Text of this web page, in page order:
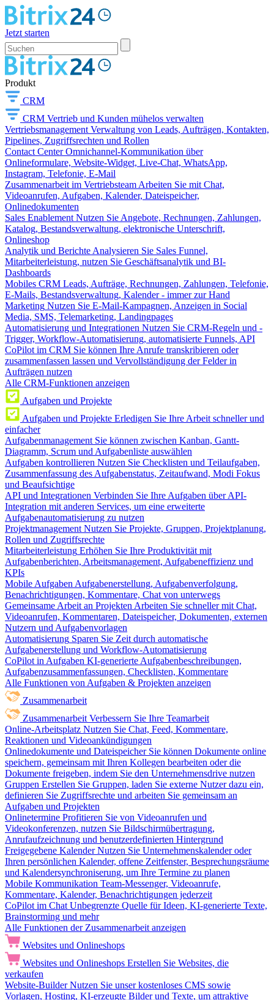
Jetzt starten
Produkt
CRM
CRM Vertrieb und Kunden mühelos verwalten
Vertriebsmanagement Verwaltung von Leads, Aufträgen, Kontakten,
Pipelines, Zugriffsrechten und Rollen
Contact Center Omnichannel-Kommunikation über
Onlineformulare, Website-Widget, Live-Chat, WhatsApp,
Instagram, Telefonie, E-Mail
Zusammenarbeit im Vertriebsteam Arbeiten Sie mit Chat,
Videoanrufen, Aufgaben, Kalender, Dateispeicher,
Onlinedokumenten
Sales Enablement Nutzen Sie Angebote, Rechnungen, Zahlungen,
Katalog, Bestandsverwaltung, elektronische Unterschrift,
Onlineshop
Analytik und Berichte Analysieren Sie Sales Funnel,
Mitarbeiterleistung, nutzen Sie Geschäftsanalytik und BI-
Dashboards
Mobiles CRM Leads, Aufträge, Rechnungen, Zahlungen, Telefonie,
E-Mails, Bestandsverwaltung, Kalender - immer zur Hand
Marketing Nutzen Sie E-Mail-Kampagnen, Anzeigen in Social
Media, SMS, Telemarketing, Landingpages
Automatisierung und Integrationen Nutzen Sie CRM-Regeln und -
Trigger, Workflow-Automatisierung, automatisierte Funnels, API
CoPilot im CRM Sie können Ihre Anrufe transkribieren oder
zusammenfassen lassen und Vervollständigung der Felder in
Aufträgen nutzen
Alle CRM-Funktionen anzeigen
Aufgaben und Projekte
Aufgaben und Projekte Erledigen Sie Ihre Arbeit schneller und
einfacher
Aufgabenmanagement Sie können zwischen Kanban, Gantt-
Diagramm, Scrum und Aufgabenliste auswählen
Aufgaben kontrollieren Nutzen Sie Checklisten und Teilaufgaben,
Zusammenfassung des Aufgabenstatus, Zeitaufwand, Modi Fokus
und Beaufsichtige
API und Integrationen Verbinden Sie Ihre Aufgaben über API-
Integration mit anderen Services, um eine erweiterte
Aufgabenautomatisierung zu nutzen
Projektmanagement Nutzen Sie Projekte, Gruppen, Projektplanung,
Rollen und Zugriffsrechte
Mitarbeiterleistung Erhöhen Sie Ihre Produktivität mit
Aufgabenberichten, Arbeitsmanagement, Aufgabeneffizienz und
KPIs
Mobile Aufgaben Aufgabenerstellung, Aufgabenverfolgung,
Benachrichtigungen, Kommentare, Chat von unterwegs
Gemeinsame Arbeit an Projekten Arbeiten Sie schneller mit Chat,
Videoanrufen, Kommentaren, Dateispeicher, Dokumenten, externen
Nutzern und Aufgabenvorlagen
Automatisierung Sparen Sie Zeit durch automatische
Aufgabenerstellung und Workflow-Automatisierung
CoPilot in Aufgaben KI-generierte Aufgabenbeschreibungen,
Aufgabenzusammenfassungen, Checklisten, Kommentare
Alle Funktionen von Aufgaben & Projekten anzeigen
Zusammenarbeit
Zusammenarbeit Verbessern Sie Ihre Teamarbeit
Online-Arbeitsplatz Nutzen Sie Chat, Feed, Kommentare,
Reaktionen und Videoankündigungen
Onlinedokumente und Dateispeicher Sie können Dokumente online
speichern, gemeinsam mit Ihren Kollegen bearbeiten oder die
Dokumente freigeben, indem Sie den Unternehmensdrive nutzen
Gruppen Erstellen Sie Gruppen, laden Sie externe Nutzer dazu ein,
definieren Sie Zugriffsrechte und arbeiten Sie gemeinsam an
Aufgaben und Projekten
Onlinetermine Profitieren Sie von Videoanrufen und
Videokonferenzen, nutzen Sie Bildschirmübertragung,
Anrufaufzeichnung und benutzerdefinierten Hintergrund
Freigegebene Kalender Nutzen Sie Unternehmenskalender oder
Ihren persönlichen Kalender, offene Zeitfenster, Besprechungsräume
und Kalendersynchroniserung, um Ihre Termine zu planen
Mobile Kommunikation Team-Messenger, Videoanrufe,
Kommentare, Kalender, Benachrichtigungen jederzeit
CoPilot im Chat Unbegrenzte Quelle für Ideen, KI-generierte Texte,
Brainstorming und mehr
Alle Funktionen der Zusammenarbeit anzeigen
Websites und Onlineshops
Websites und Onlineshops Erstellen Sie Websites, die
verkaufen
Website-Builder Nutzen Sie unser kostenloses CMS sowie
Vorlagen, Hosting, KI-erzeugte Bilder und Texte, um attraktive